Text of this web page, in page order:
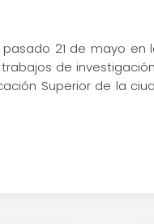
21 de mayo en
de
Superior de la